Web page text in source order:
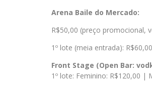
Arena Baile do Mercado:
R$50,00 (preço promocional,
1º lote (meia entrada): R$60,00
Front Stage (Open Bar:
1º lote: Feminino: R$120,00 |